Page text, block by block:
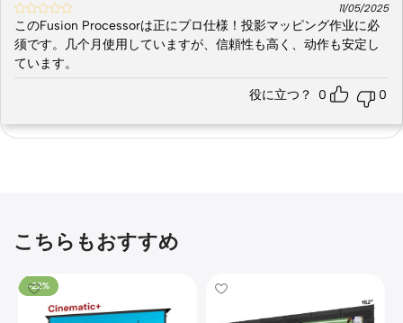
11/05/2025
このFusion Processorは正にプロ仕様！投影マッピング作业に必
须です。几个月使用していますが、信頼性も高く、动作も安定し
ています。
役に立つ？ 0 0
こちらもおすすめ
-22%